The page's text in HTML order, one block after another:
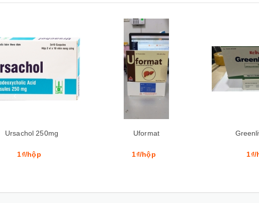
Ursachol 250mg
1₫/hộp
Uformat
1₫/hộp 1₫/
Mua hàng